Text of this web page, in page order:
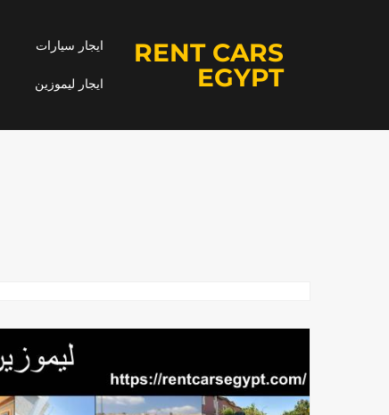
RENT CARS
EGYPT
ايجار سيارات
ايجار ليموزين